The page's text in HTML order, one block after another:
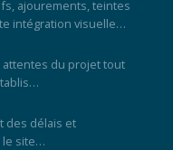
ajourements, teintes
intégration visuelle…
du projet tout
des délais et
le site…